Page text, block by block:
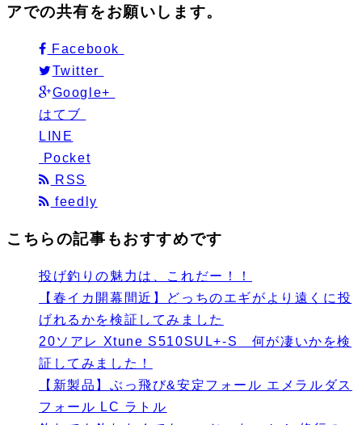
アでの共有をお願いします。
Facebook
Twitter
Google+
はてブ
LINE
Pocket
RSS
feedly
こちらの記事もおすすめです
投げ釣りの魅力は、これだー！！
【春イカ開幕間近】どっちのエギがより遠くに投
げれるかを検証してみました
20ソアレ Xtune S510SUL+-S 何が凄いかを検
証してみました！
【新製品】ぶっ飛び&安定フォール エメラルダス
フォール LC ラトル